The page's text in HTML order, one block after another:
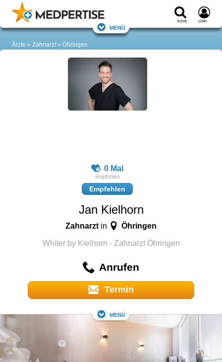
Suche Login
Menü
Ärzte Zahnarzt Öhringen
0 Mal
Empfehlen
Jan Kielhorn
Zahnarztin Öhringen
Whiter by Kielhorn - Zahnarzt Öhringen
Anrufen
Termin
Menü